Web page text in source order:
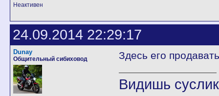
Неактивен
24.09.2014 22:29:17
Dunay
Общительный сибиховод Здесь его
Видишь